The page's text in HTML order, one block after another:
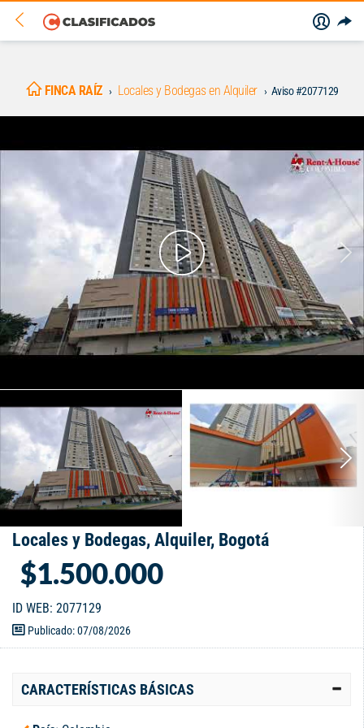
FINCA RAÍZ Locales y Bodegas en Alquiler Aviso #2077129
Locales y Bodegas, Alquiler, Bogotá
$1.500.000
ID WEB: 2077129
Publicado: 07/08/2026
CARACTERÍSTICAS BÁSICAS